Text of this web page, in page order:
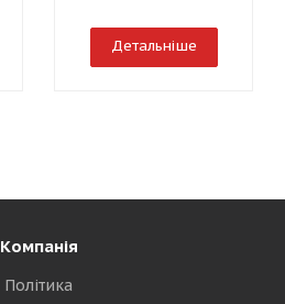
Детальніше
Компанія
Політика